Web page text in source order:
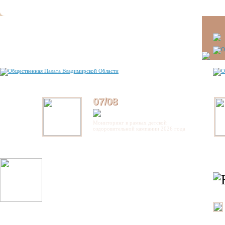
07/08
Мониторинг в рамках детской
оздоровительной кампании 2026 года